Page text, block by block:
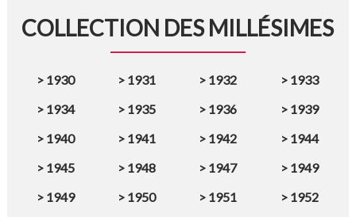
COLLECTION DES MILLÉSIMES
> 1930 > 1931 > 1932 > 1933
> 1934 > 1935 > 1936 > 1939
> 1940 > 1941 > 1942 > 1944
> 1945 > 1948 > 1947 > 1949
> 1949 > 1950 > 1951 > 1952